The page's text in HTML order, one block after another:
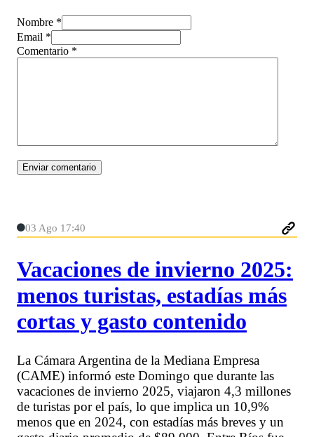
Nombre *
Email *
Comentario *
03 Ago 17:40
Vacaciones de invierno 2025:
menos turistas, estadías más
cortas y gasto contenido
La Cámara Argentina de la Mediana Empresa
(CAME) informó este Domingo que durante las
vacaciones de invierno 2025, viajaron 4,3 millones
de turistas por el país, lo que implica un 10,9%
menos que en 2024, con estadías más breves y un